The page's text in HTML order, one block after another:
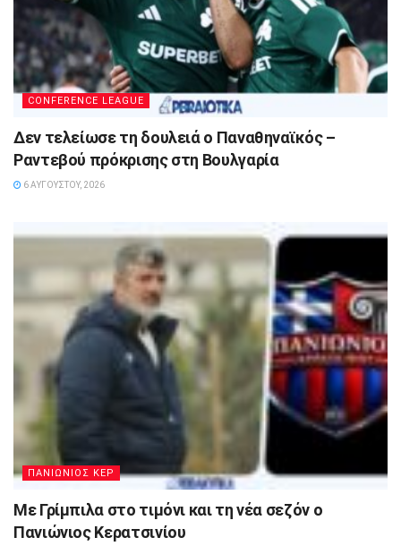
CONFERENCE LEAGUE
Δεν τελείωσε τη δουλειά ο Παναθηναϊκός –
Ραντεβού πρόκρισης στη Βουλγαρία
6 ΑΥΓΟΎΣΤΟΥ, 2026
ΠΑΝΙΩΝΙΟΣ ΚΕΡ
Με Γρίμπιλα στο τιμόνι και τη νέα σεζόν ο
Πανιώνιος Κερατσινίου